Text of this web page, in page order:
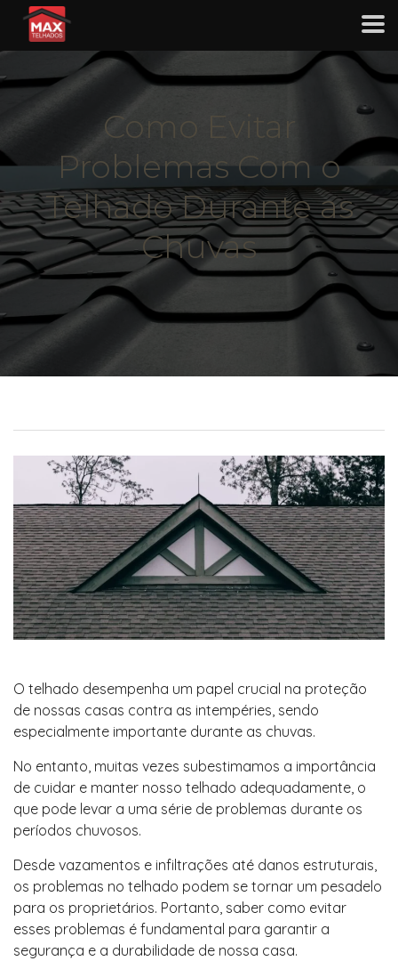
Como Evitar
Problemas Com o
Telhado Durante as
Chuvas
O telhado desempenha um papel crucial na proteção
de nossas casas contra as intempéries, sendo
especialmente importante durante as chuvas.
No entanto, muitas vezes subestimamos a importância
de cuidar e manter nosso telhado adequadamente, o
que pode levar a uma série de problemas durante os
períodos chuvosos.
Desde vazamentos e infiltrações até danos estruturais,
os problemas no telhado podem se tornar um pesadelo
para os proprietários. Portanto, saber como evitar
esses problemas é fundamental para garantir a
segurança e a durabilidade de nossa casa.